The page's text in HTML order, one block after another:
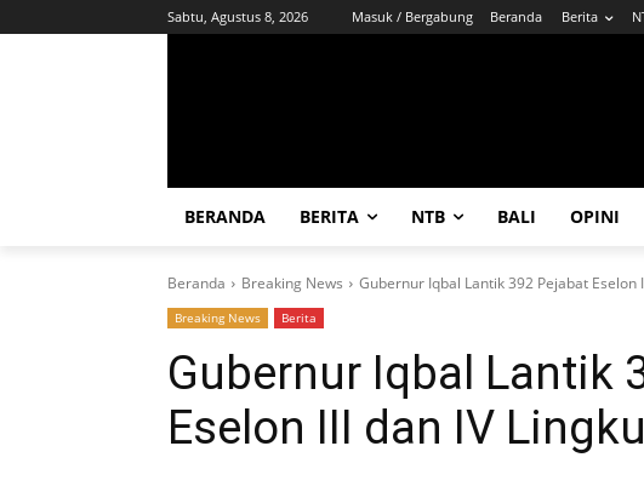
Sabtu, Agustus 8, 2026 Masuk / Bergabung Beranda Berita
BERANDA BERITA NTB BALI OPINI
Beranda Breaking News Gubernur Iqbal Lantik 392 Pejabat Eselon
Breaking News Berita
Gubernur Iqbal Lantik
Eselon III dan IV